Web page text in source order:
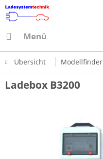
Menü
Übersicht Modellfinder
Ladebox B3200